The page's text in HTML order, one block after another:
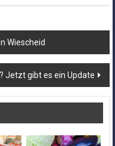
Wiescheid
Jetzt gibt es ein Update